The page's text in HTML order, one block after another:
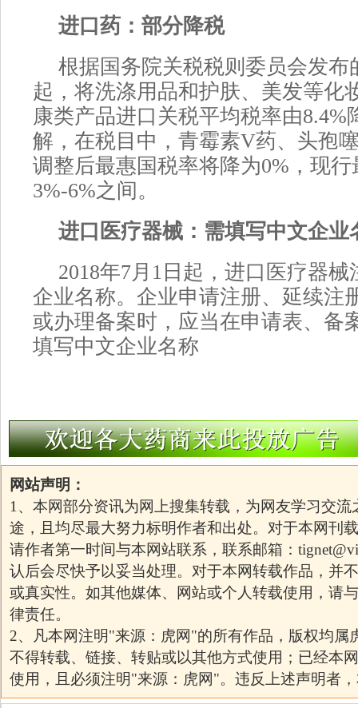
进口药：部分降税
根据国务院关税税则委员会发布
起，将洗涤用品和护肤、美发等化
康类产品进口关税平均税率由8.4%
解，在税目中，青霉素V药、头孢
调整后最惠国税率将降为0%，现
3%-6%之间。
进口医疗器械：需填写中文企业
2018年7月1日起，进口医疗器
企业名称。企业申请注册、延续注
或办理备案时，应当在申请表、备
填写中文企业名称
网站声明：
1、本网部分资讯为网上搜集转载，为网友学习交
途，且均尽最大努力标明作者和出处。对于本网刊
请作者第一时间与本网站联系，联系邮箱：
认后会尽快予以妥当处理。对于本网转载作品，并
或真实性。如其他媒体、网站或个人转载使用，请
律责任。
2、凡本网注明"来源：虎网"的所有作品，版权均属
不得转载、链接、转贴或以其他方式使用；已经本
使用，且必须注明"来源：虎网"。违反上述声明者